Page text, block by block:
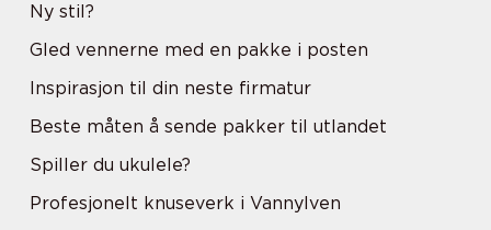
Ny stil?
Gled vennerne med en pakke i posten
Inspirasjon til din neste firmatur
Beste måten å sende pakker til utlandet
Spiller du ukulele?
Profesjonelt knuseverk i Vannylven